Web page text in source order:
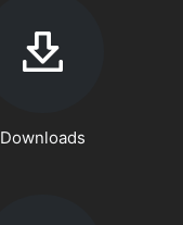
Downloads